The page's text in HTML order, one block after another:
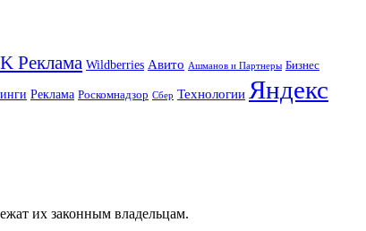
Реклама Wildberries Авито Ашманов и Партнеры Бизнес
Реклама Роскомнадзор Сбер Технологии Яндекс
их законным владельцам.